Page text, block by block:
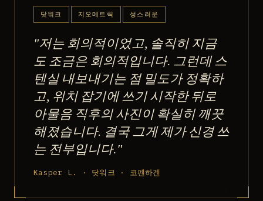
닷워크 지오메트릭 성스러운
"저는 회의적이었고, 솔직히 지금
도 조금은 회의적입니다. 그런데 스
텐실 내보내기는 점 밀도가 정확하
고, 위치 잡기에 쓰기 시작한 뒤로
아물음 직후의 사진이 확실히 깨끗
해졌습니다. 결국 그게 제가 신경 쓰
는 전부입니다."
Kasper L. · 닷워크 · 코펜하겐